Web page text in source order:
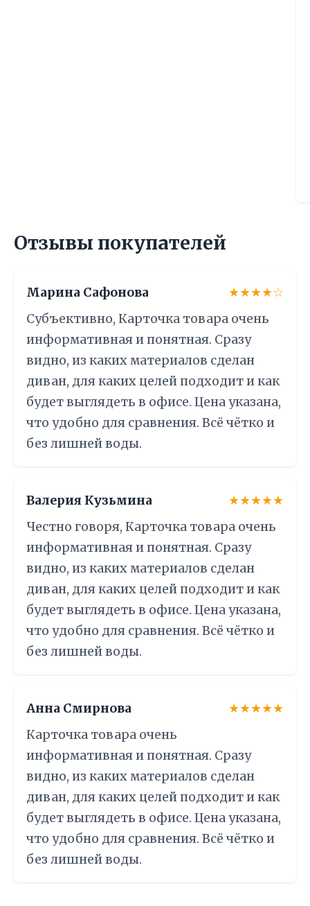
Отзывы покупателей
Марина Сафонова
★★★★☆
Субъективно, Карточка товара очень
информативная и понятная. Сразу
видно, из каких материалов сделан
диван, для каких целей подходит и как
будет выглядеть в офисе. Цена указана,
что удобно для сравнения. Всё чётко и
без лишней воды.
Валерия Кузьмина
★★★★★
Честно говоря, Карточка товара очень
информативная и понятная. Сразу
видно, из каких материалов сделан
диван, для каких целей подходит и как
будет выглядеть в офисе. Цена указана,
что удобно для сравнения. Всё чётко и
без лишней воды.
Анна Смирнова
★★★★★
Карточка товара очень
информативная и понятная. Сразу
видно, из каких материалов сделан
диван, для каких целей подходит и как
будет выглядеть в офисе. Цена указана,
что удобно для сравнения. Всё чётко и
без лишней воды.